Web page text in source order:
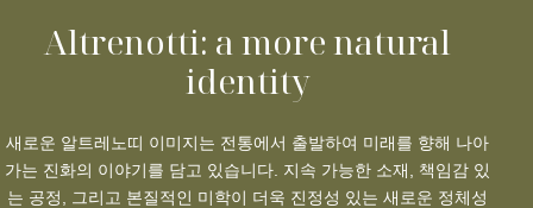
Altrenotti: a more natural
identity
새로운 알트레노띠 이미지는 전통에서 출발하여 미래를 향해 나아
가는 진화의 이야기를 담고 있습니다. 지속 가능한 소재, 책임감 있
는 공정, 그리고 본질적인 미학이 더욱 진정성 있는 새로운 정체성